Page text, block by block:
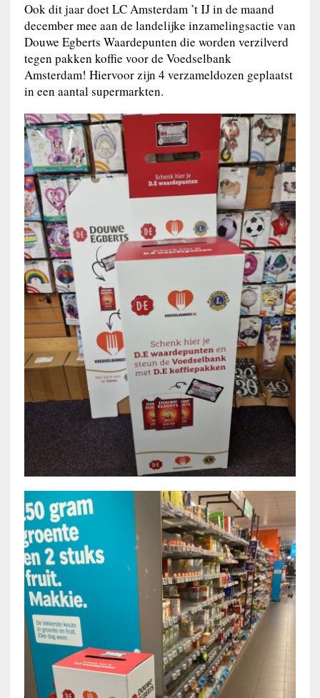
Ook dit jaar doet LC Amsterdam ’t IJ in de maand
december mee aan de landelijke inzamelingsactie van
Douwe Egberts Waardepunten die worden verzilverd
tegen pakken koffie voor de Voedselbank
Amsterdam! Hiervoor zijn 4 verzameldozen geplaatst
in een aantal supermarkten.